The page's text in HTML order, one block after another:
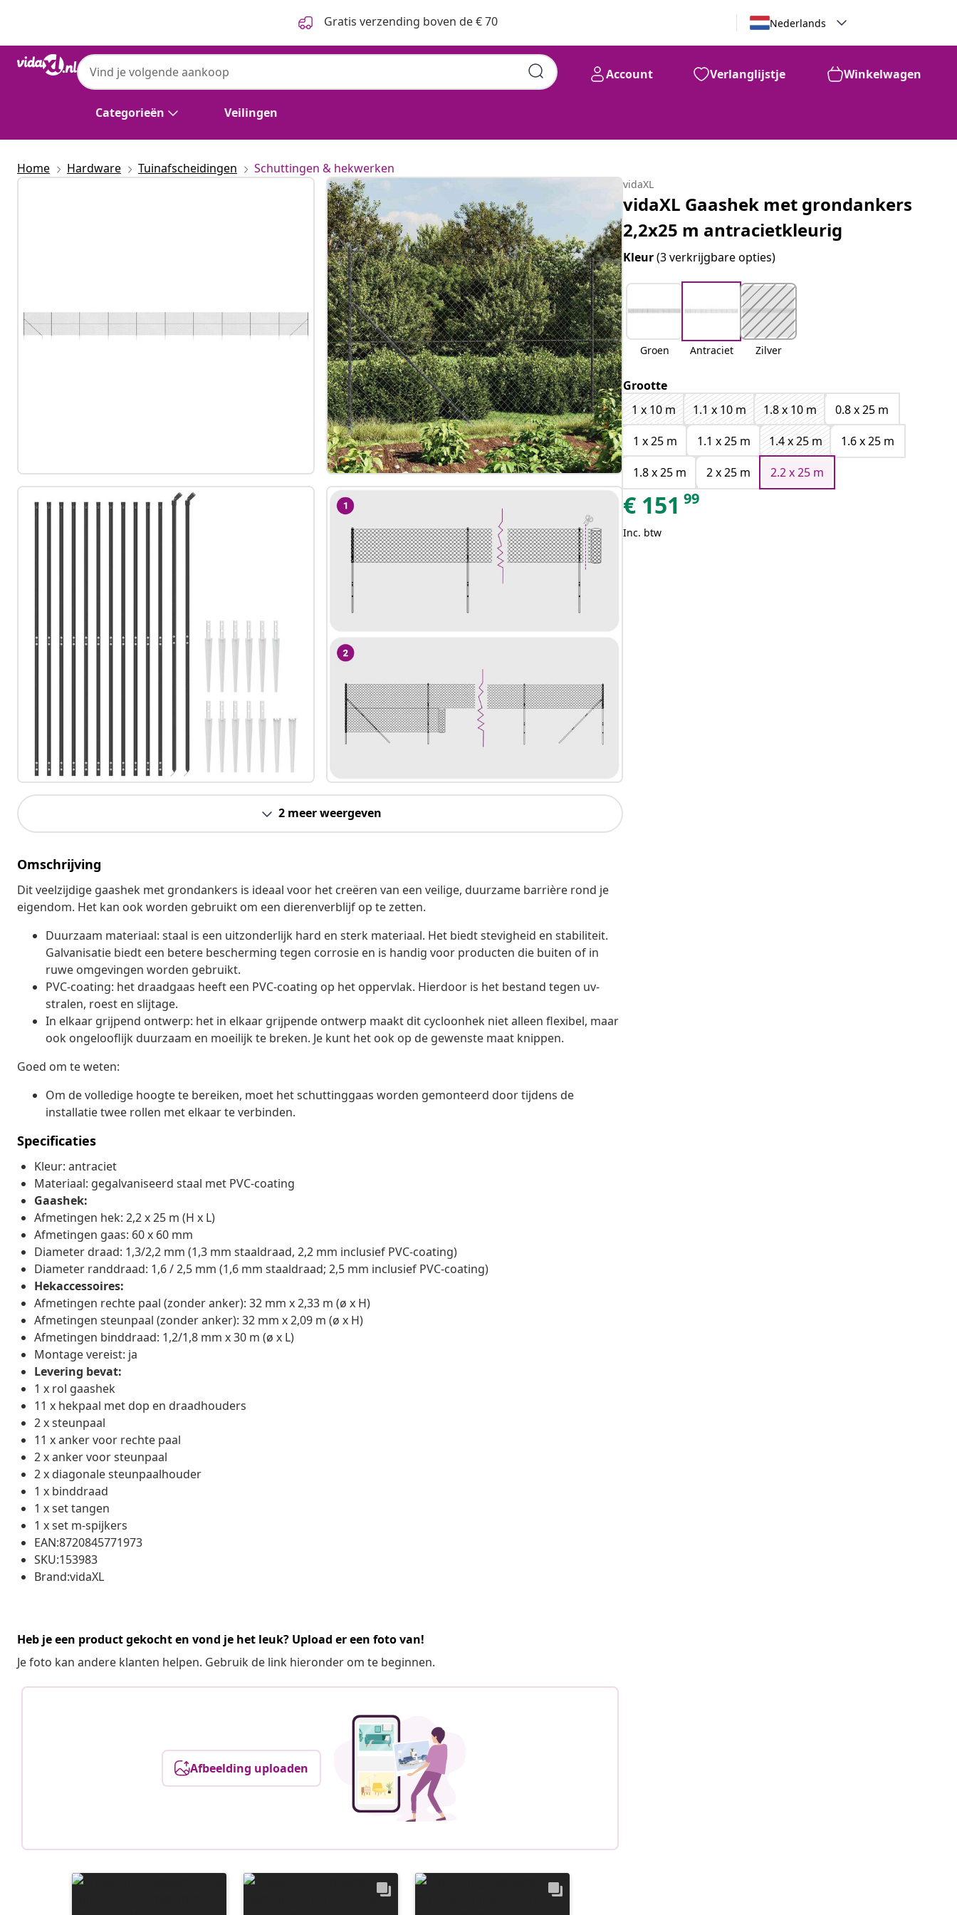
Gratis verzending boven de € 70 Nederlands
Categorieën Veilingen
Account Verlanglijstje Winkelwagen
Home Hardware Tuinafscheidingen Schuttingen & hekwerken
2 meer weergeven
Omschrijving
Dit veelzijdige gaashek met grondankers is ideaal voor het creëren van een veilige, duurzame barrière rond je
eigendom. Het kan ook worden gebruikt om een dierenverblijf op te zetten.
Duurzaam materiaal: staal is een uitzonderlijk hard en sterk materiaal. Het biedt stevigheid en stabiliteit.
Galvanisatie biedt een betere bescherming tegen corrosie en is handig voor producten die buiten of in
ruwe omgevingen worden gebruikt.
PVC-coating: het draadgaas heeft een PVC-coating op het oppervlak. Hierdoor is het bestand tegen uv-
stralen, roest en slijtage.
In elkaar grijpend ontwerp: het in elkaar grijpende ontwerp maakt dit cycloonhek niet alleen flexibel, maar
ook ongelooflijk duurzaam en moeilijk te breken. Je kunt het ook op de gewenste maat knippen.
Goed om te weten:
Om de volledige hoogte te bereiken, moet het schuttinggaas worden gemonteerd door tijdens de
installatie twee rollen met elkaar te verbinden.
Specificaties
Kleur: antraciet
Materiaal: gegalvaniseerd staal met PVC-coating
Gaashek:
Afmetingen hek: 2,2 x 25 m (H x L)
Afmetingen gaas: 60 x 60 mm
Diameter draad: 1,3/2,2 mm (1,3 mm staaldraad, 2,2 mm inclusief PVC-coating)
Diameter randdraad: 1,6 / 2,5 mm (1,6 mm staaldraad; 2,5 mm inclusief PVC-coating)
Hekaccessoires:
Afmetingen rechte paal (zonder anker): 32 mm x 2,33 m (ø x H)
Afmetingen steunpaal (zonder anker): 32 mm x 2,09 m (ø x H)
Afmetingen binddraad: 1,2/1,8 mm x 30 m (ø x L)
Montage vereist: ja
Levering bevat:
1 x rol gaashek
11 x hekpaal met dop en draadhouders
2 x steunpaal
11 x anker voor rechte paal
2 x anker voor steunpaal
2 x diagonale steunpaalhouder
1 x binddraad
1 x set tangen
1 x set m-spijkers
EAN:8720845771973
SKU:153983
Brand:vidaXL
Heb je een product gekocht en vond je het leuk? Upload er een foto van!
Je foto kan andere klanten helpen. Gebruik de link hieronder om te beginnen.
Afbeelding uploaden
vidaXL
vidaXL Gaashek met grondankers
2,2x25 m antracietkleurig
Kleur(3 verkrijgbare opties)
Groen Antraciet Zilver
Grootte
1 x 10 m
1.1 x 10 m 1.8 x 10 m
0.8 x 25 m
1 x 25 m
1.1 x 25 m 1.4 x 25 m
1.6 x 25 m
1.8 x 25 m
2 x 25 m 2.2 x 25 m
€ 151 99
Inc. btw